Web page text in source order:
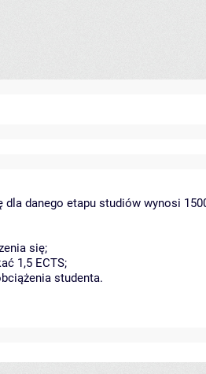
danego etapu studiów wynosi
się;
1,5 ECTS;
studenta.